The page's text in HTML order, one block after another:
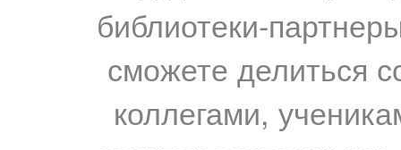
библиотеки-
сможете делиться
коллегами,